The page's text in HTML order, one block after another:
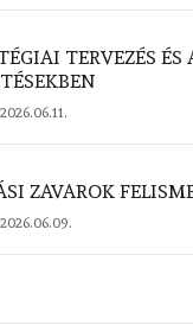
TERVEZÉS ÉS
2026.06.11.
ZAVAROK
2026.06.09.